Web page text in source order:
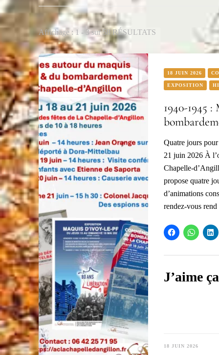
Affichage : 1 - 3 sur 58 RÉSULTATS
18 JUIN 2026
EXPOSITION
1940-1945
Quatre jours
21 juin 2026 À
Chapelle-
propose quatre
d’animations
rendez-vous
J’aime
18 JUIN 2026